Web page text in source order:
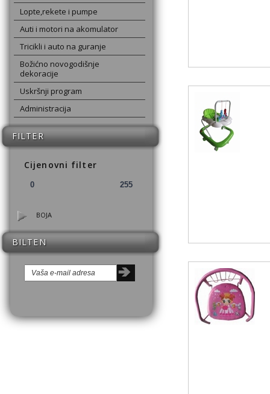
Lopte,rekete i pumpe
Auti i motori na akomulator
Tricikli i auto na guranje
Božićno novogodišnje
dekoracije
Uskršnji program
Administracija
FILTER
Cijenovni filter
BOJA
BILTEN